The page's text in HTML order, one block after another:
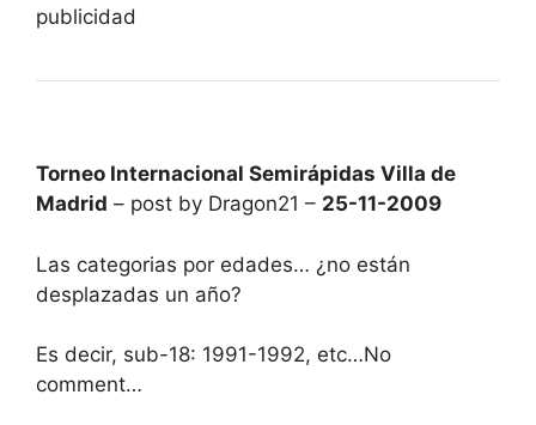
publicidad
Torneo Internacional Semirápidas Villa de
Madrid – post by Dragon21 – 25-11-2009
Las categorias por edades… ¿no están
desplazadas un año?
Es decir, sub-18: 1991-1992, etc…No
comment…